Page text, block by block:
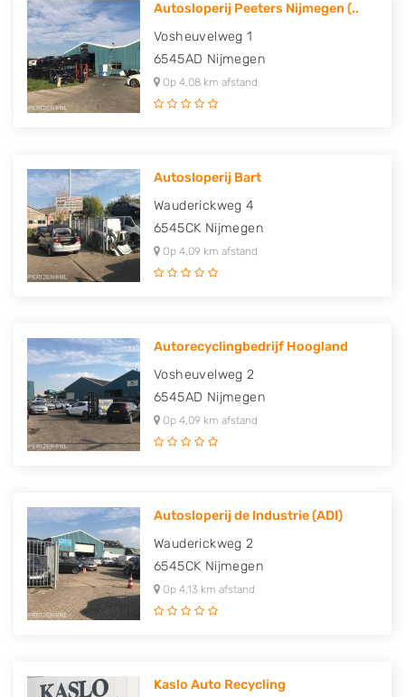
Autosloperij Peeters Nijmegen (..
Vosheuvelweg 1
6545AD Nijmegen
Op 4,08 km afstand
Autosloperij Bart
Wauderickweg 4
6545CK Nijmegen
Op 4,09 km afstand
Autorecyclingbedrijf Hoogland
Vosheuvelweg 2
6545AD Nijmegen
Op 4,09 km afstand
Autosloperij de Industrie (ADI)
Wauderickweg 2
6545CK Nijmegen
Op 4,13 km afstand
Kaslo Auto Recycling